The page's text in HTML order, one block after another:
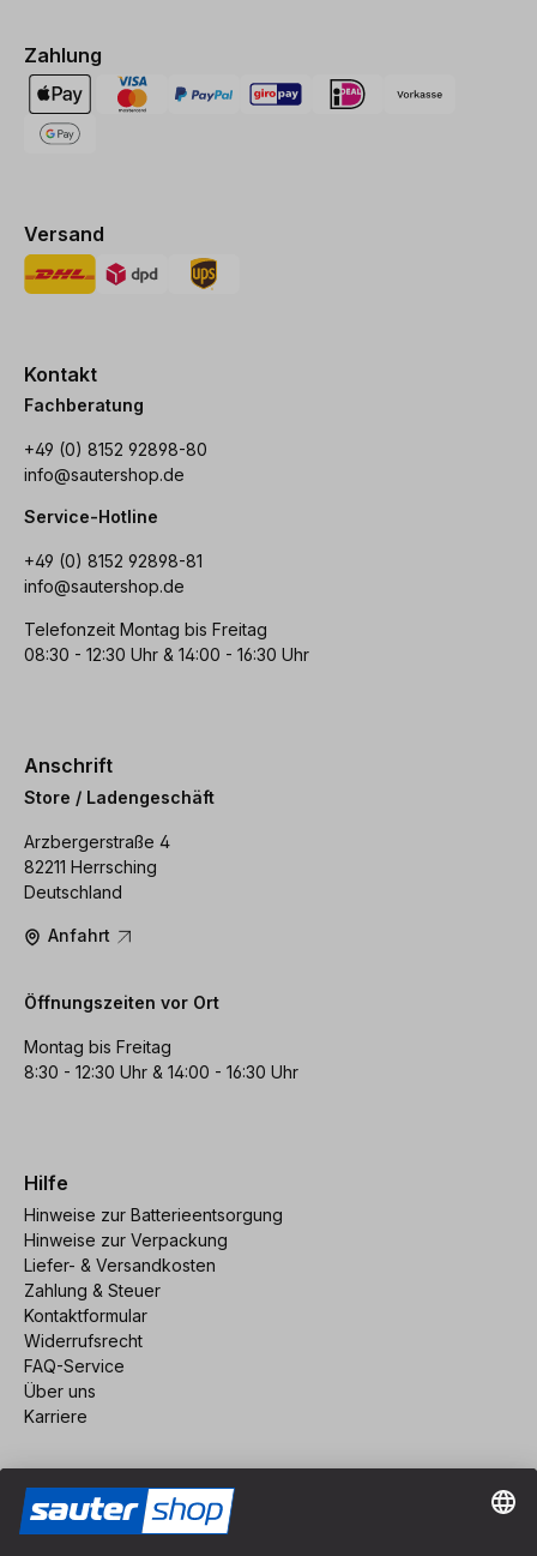
Zahlung
Versand
Kontakt
Fachberatung
+49 (0) 8152 92898-80
info@sautershop.de
Service-Hotline
+49 (0) 8152 92898-81
info@sautershop.de
Telefonzeit Montag bis Freitag
08:30 - 12:30 Uhr & 14:00 - 16:30 Uhr
Anschrift
Store / Ladengeschäft
Arzbergerstraße 4
82211 Herrsching
Deutschland
Anfahrt
Öffnungszeiten vor Ort
Montag bis Freitag
8:30 - 12:30 Uhr & 14:00 - 16:30 Uhr
Hilfe
Hinweise zur Batterieentsorgung
Hinweise zur Verpackung
Liefer- & Versandkosten
Zahlung & Steuer
Kontaktformular
Widerrufsrecht
FAQ-Service
Über uns
Karriere